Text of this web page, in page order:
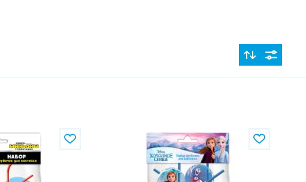
По популярности
Цена по убыванию